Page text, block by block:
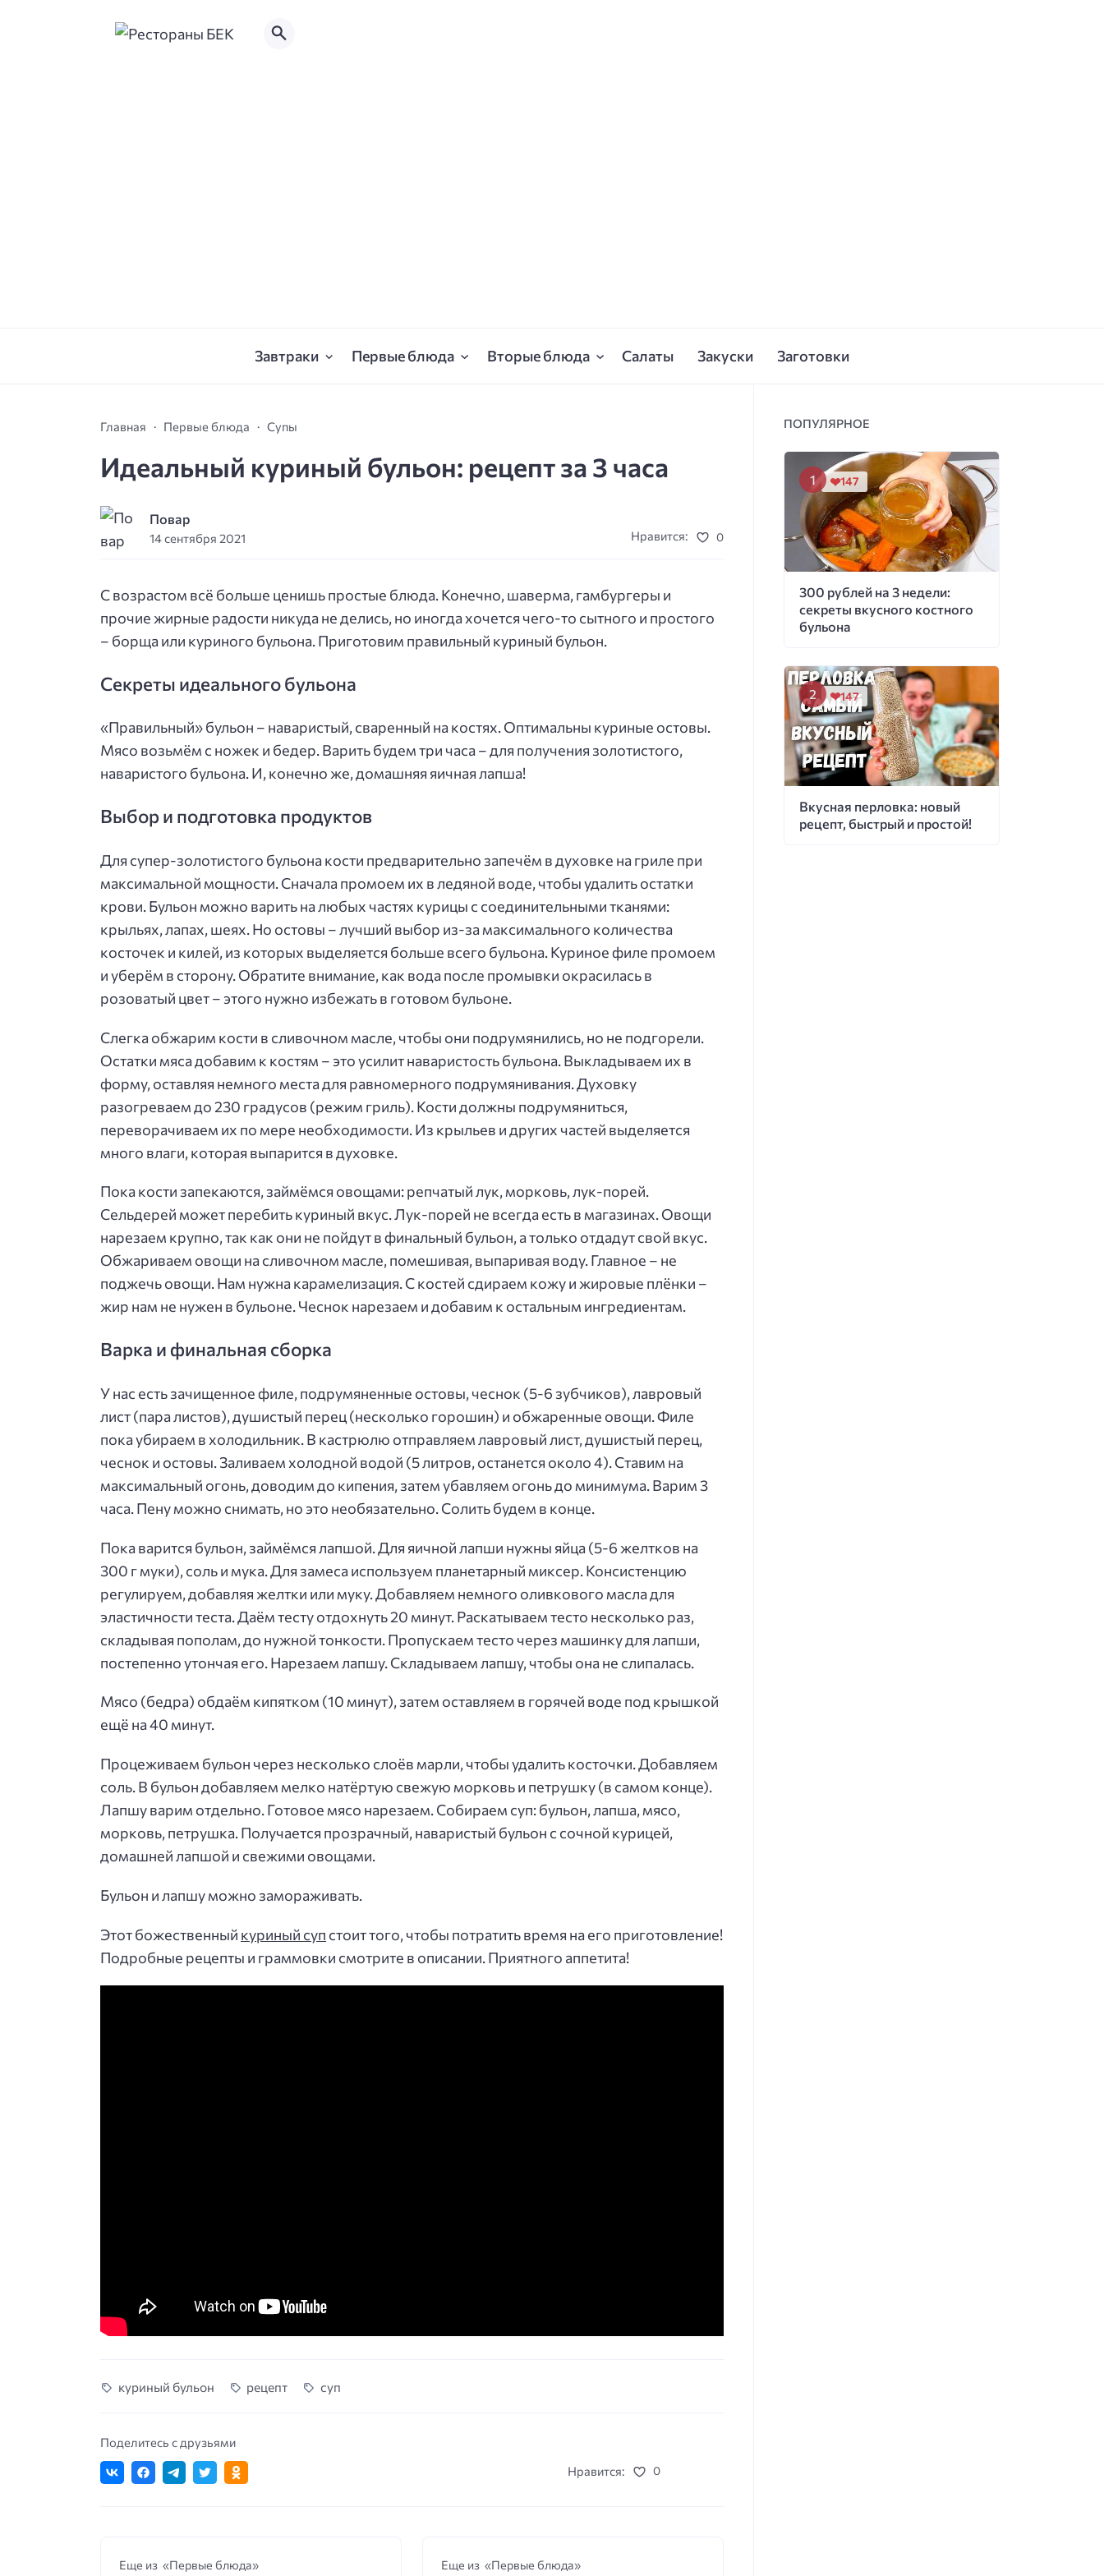
Завтраки Первые блюда Вторые блюда Салаты Закуски Заготовки
Главная Первые блюда Супы
Идеальный куриный бульон: рецепт за 3 часа
Повар
14 сентября 2021 Нравится: 0
С возрастом всё больше ценишь простые блюда. Конечно, шаверма, гамбургеры и
прочие жирные радости никуда не делись, но иногда хочется чего-то сытного и простого
– борща или куриного бульона. Приготовим правильный куриный бульон.
Секреты идеального бульона
«Правильный» бульон – наваристый, сваренный на костях. Оптимальны куриные остовы.
Мясо возьмём с ножек и бедер. Варить будем три часа – для получения золотистого,
наваристого бульона. И, конечно же, домашняя яичная лапша!
Выбор и подготовка продуктов
Для супер-золотистого бульона кости предварительно запечём в духовке на гриле при
максимальной мощности. Сначала промоем их в ледяной воде, чтобы удалить остатки
крови. Бульон можно варить на любых частях курицы с соединительными тканями:
крыльях, лапах, шеях. Но остовы – лучший выбор из-за максимального количества
косточек и килей, из которых выделяется больше всего бульона. Куриное филе промоем
и уберём в сторону. Обратите внимание, как вода после промывки окрасилась в
розоватый цвет – этого нужно избежать в готовом бульоне.
Слегка обжарим кости в сливочном масле, чтобы они подрумянились, но не подгорели.
Остатки мяса добавим к костям – это усилит наваристость бульона. Выкладываем их в
форму, оставляя немного места для равномерного подрумянивания. Духовку
разогреваем до 230 градусов (режим гриль). Кости должны подрумяниться,
переворачиваем их по мере необходимости. Из крыльев и других частей выделяется
много влаги, которая выпарится в духовке.
Пока кости запекаются, займёмся овощами: репчатый лук, морковь, лук-порей.
Сельдерей может перебить куриный вкус. Лук-порей не всегда есть в магазинах. Овощи
нарезаем крупно, так как они не пойдут в финальный бульон, а только отдадут свой вкус.
Обжариваем овощи на сливочном масле, помешивая, выпаривая воду. Главное – не
поджечь овощи. Нам нужна карамелизация. С костей сдираем кожу и жировые плёнки –
жир нам не нужен в бульоне. Чеснок нарезаем и добавим к остальным ингредиентам.
Варка и финальная сборка
У нас есть зачищенное филе, подрумяненные остовы, чеснок (5-6 зубчиков), лавровый
лист (пара листов), душистый перец (несколько горошин) и обжаренные овощи. Филе
пока убираем в холодильник. В кастрюлю отправляем лавровый лист, душистый перец,
чеснок и остовы. Заливаем холодной водой (5 литров, останется около 4). Ставим на
максимальный огонь, доводим до кипения, затем убавляем огонь до минимума. Варим 3
часа. Пену можно снимать, но это необязательно. Солить будем в конце.
Пока варится бульон, займёмся лапшой. Для яичной лапши нужны яйца (5-6 желтков на
300 г муки), соль и мука. Для замеса используем планетарный миксер. Консистенцию
регулируем, добавляя желтки или муку. Добавляем немного оливкового масла для
эластичности теста. Даём тесту отдохнуть 20 минут. Раскатываем тесто несколько раз,
складывая пополам, до нужной тонкости. Пропускаем тесто через машинку для лапши,
постепенно утончая его. Нарезаем лапшу. Складываем лапшу, чтобы она не слипалась.
Мясо (бедра) обдаём кипятком (10 минут), затем оставляем в горячей воде под крышкой
ещё на 40 минут.
Процеживаем бульон через несколько слоёв марли, чтобы удалить косточки. Добавляем
соль. В бульон добавляем мелко натёртую свежую морковь и петрушку (в самом конце).
Лапшу варим отдельно. Готовое мясо нарезаем. Собираем суп: бульон, лапша, мясо,
морковь, петрушка. Получается прозрачный, наваристый бульон с сочной курицей,
домашней лапшой и свежими овощами.
Бульон и лапшу можно замораживать.
Этот божественный куриный суп стоит того, чтобы потратить время на его приготовление!
Подробные рецепты и граммовки смотрите в описании. Приятного аппетита!
куриный бульон рецепт суп
Поделитесь с друзьями
Нравится:
0
Еще из «Первые блюда» Еще из «Первые блюда»
ПОПУЛЯРНОЕ
300 рублей на 3 недели:
секреты вкусного костного
бульона
147
Вкусная перловка: новый
рецепт, быстрый и простой!
147